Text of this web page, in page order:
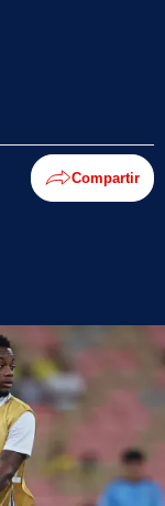
Compartir